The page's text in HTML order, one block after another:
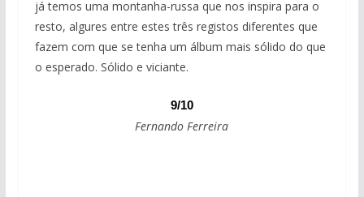
já temos uma montanha-russa que nos inspira para o
resto, algures entre estes três registos diferentes que
fazem com que se tenha um álbum mais sólido do que
o esperado. Sólido e viciante.
9/10
Fernando Ferreira